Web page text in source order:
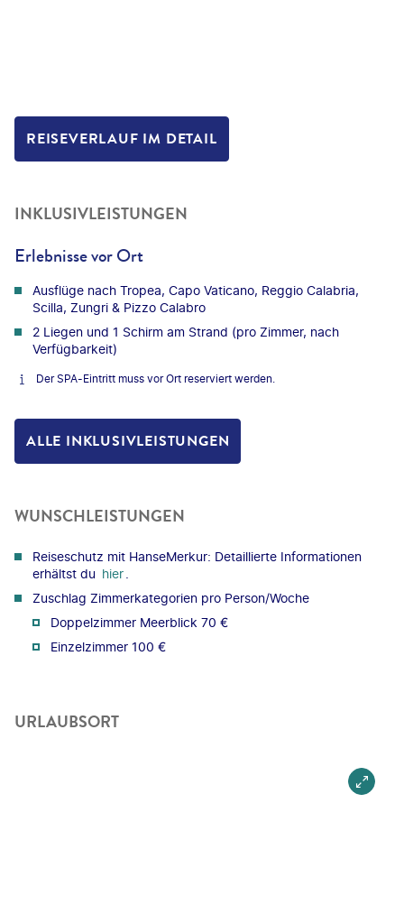
REISEVERLAUF IM DETAIL
INKLUSIVLEISTUNGEN
Erlebnisse vor Ort
Ausflüge nach Tropea, Capo Vaticano, Reggio Calabria,
Scilla, Zungri & Pizzo Calabro
2 Liegen und 1 Schirm am Strand (pro Zimmer, nach
Verfügbarkeit)
Der SPA-Eintritt muss vor Ort reserviert werden.
ALLE INKLUSIVLEISTUNGEN
WUNSCHLEISTUNGEN
Reiseschutz mit HanseMerkur: Detaillierte Informationen
erhältst du hier
Zuschlag Zimmerkategorien pro Person/Woche
Doppelzimmer Meerblick 70 €
Einzelzimmer 100 €
URLAUBSORT